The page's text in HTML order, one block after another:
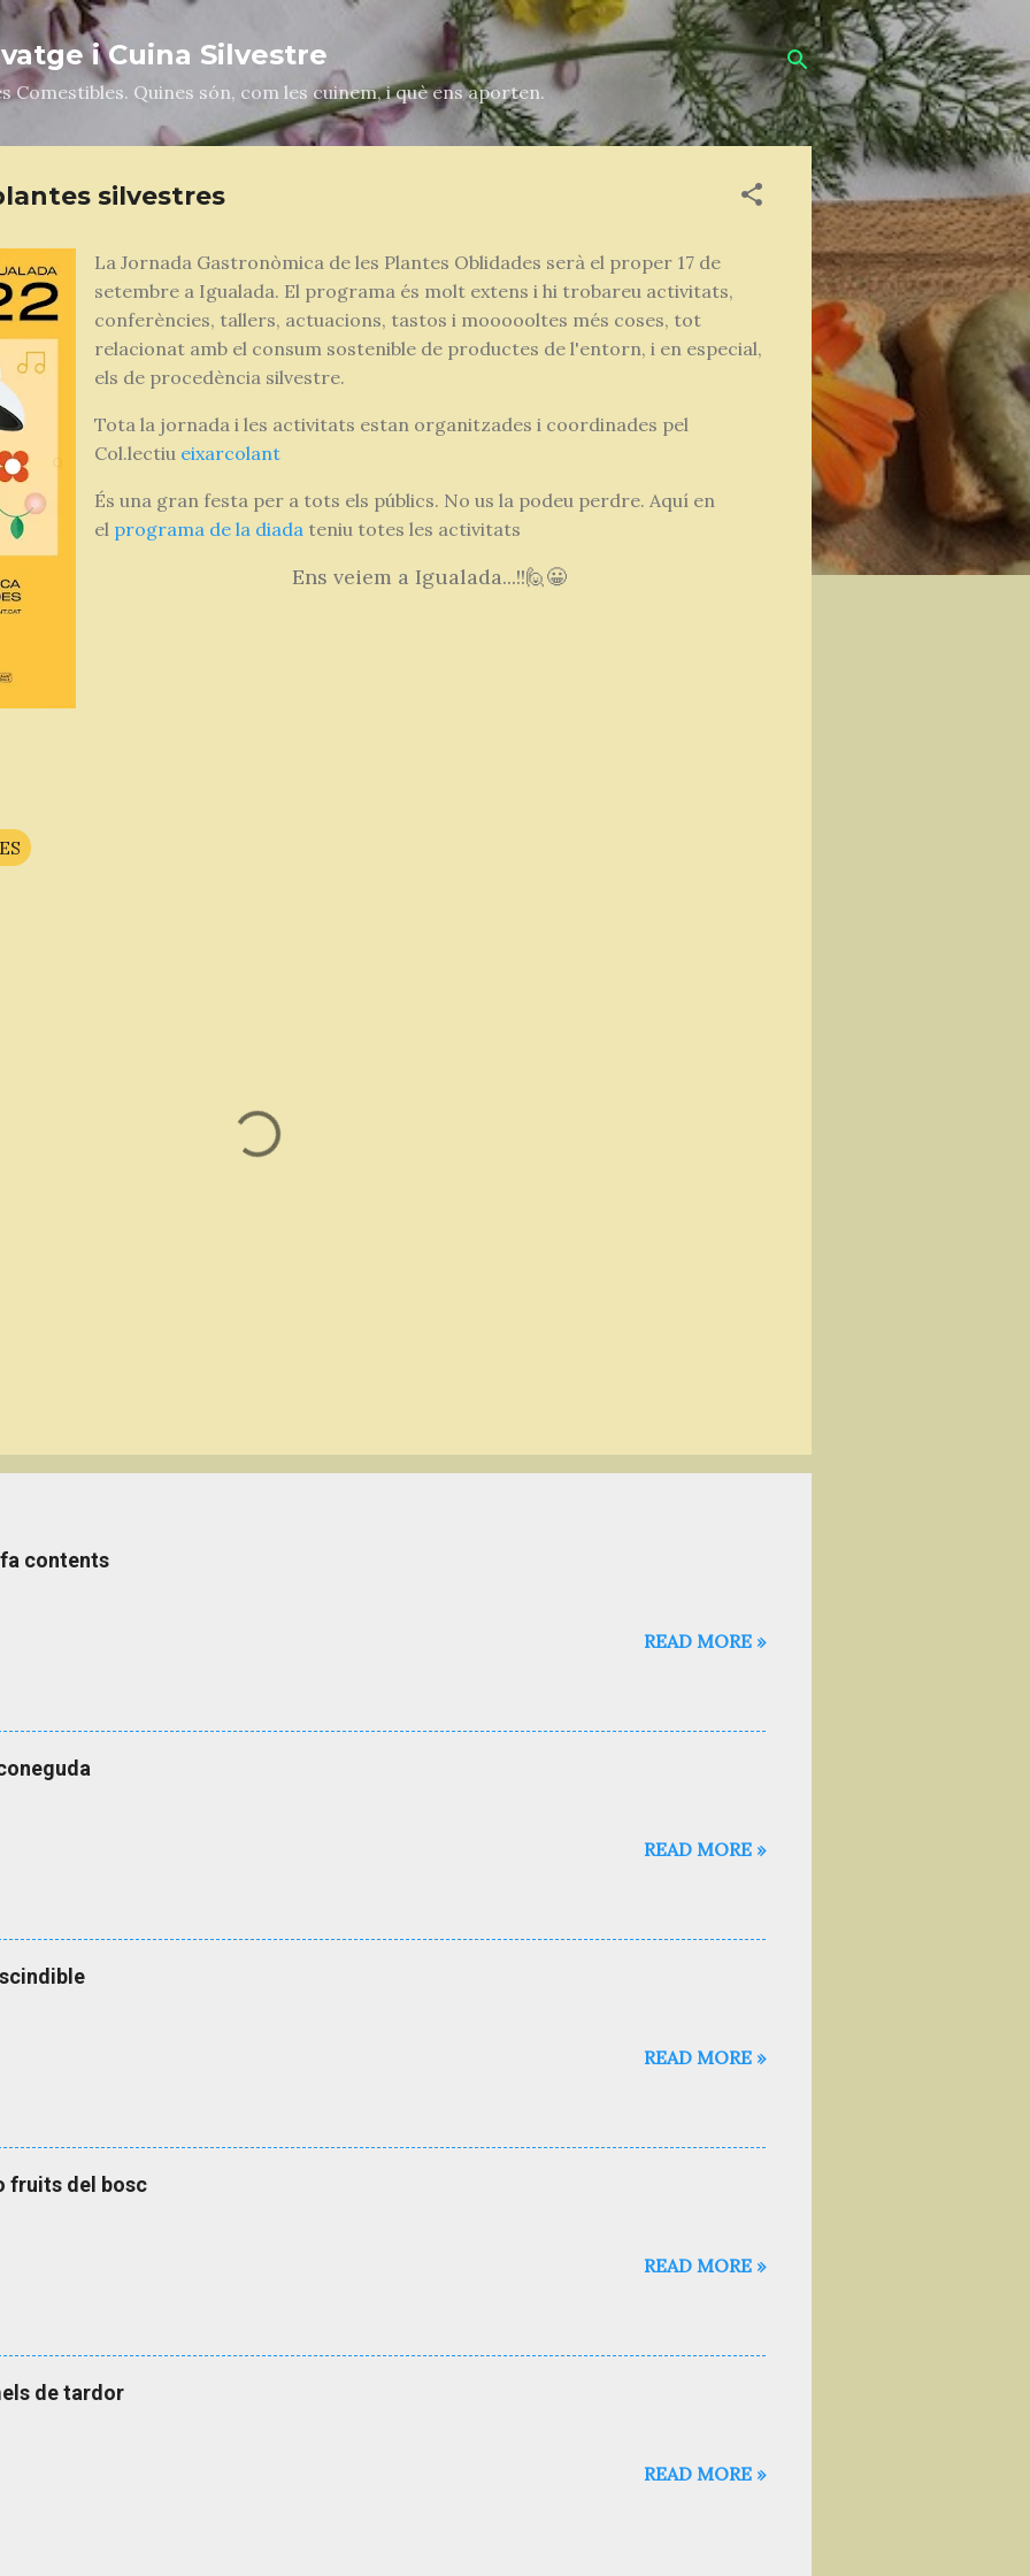
i Cuina Silvestre
Comestibles. Quines són, com les cuinem, i què ens aporten.
silvestres
La Jornada Gastronòmica de les Plantes Oblidades serà el proper 17 de
setembre a Igualada. El programa és molt extens i hi trobareu activitats,
conferències, tallers, actuacions, tastos i moooooltes més coses, tot
relacionat amb el consum sostenible de productes de l'entorn, i en especial,
els de procedència silvestre.
Tota la jornada i les activitats estan organitzades i coordinades pel
Col.lectiu eixarcolant
És una gran festa per a tots els públics. No us la podeu perdre. Aquí en
el programa de la diadateniu totes les activitats
Ens veiem a Igualada...!!🙋😀
contents
READ MORE »
READ MORE »
READ MORE »
fruits del bosc
READ MORE »
de tardor
READ MORE »